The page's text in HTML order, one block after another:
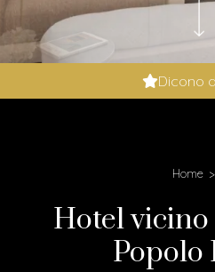
Expedia: 9.8
Dicono
Home
Hotel vicino
Popolo